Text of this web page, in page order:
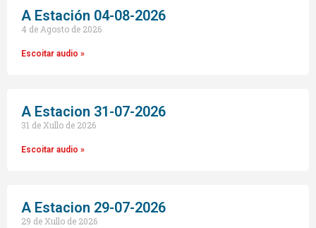
A Estación 04-08-2026
4 de Agosto de 2026
Escoitar audio »
A Estacion 31-07-2026
31 de Xullo de 2026
Escoitar audio »
A Estacion 29-07-2026
29 de Xullo de 2026